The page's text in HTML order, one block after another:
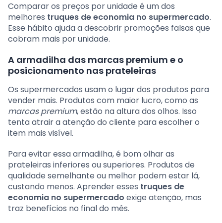
Comparar os preços por unidade é um dos
melhores truques de economia no supermercado.
Esse hábito ajuda a descobrir promoções falsas que
cobram mais por unidade.
A armadilha das marcas premium e o
posicionamento nas prateleiras
Os supermercados usam o lugar dos produtos para
vender mais. Produtos com maior lucro, como as
marcas premium, estão na altura dos olhos. Isso
tenta atrair a atenção do cliente para escolher o
item mais visível.
Para evitar essa armadilha, é bom olhar as
prateleiras inferiores ou superiores. Produtos de
qualidade semelhante ou melhor podem estar lá,
custando menos. Aprender esses truques de
economia no supermercado exige atenção, mas
traz benefícios no final do mês.